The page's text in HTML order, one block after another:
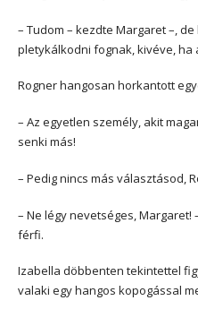
– Tudom – kezdte Margaret –,
pletykálkodni fognak, kivéve, ha
Rogner hangosan horkantott
– Az egyetlen személy, akit
senki más!
– Pedig nincs más választásod,
– Ne légy nevetséges,
férfi.
Izabella döbbenten tekintettel
valaki egy hangos kopogással